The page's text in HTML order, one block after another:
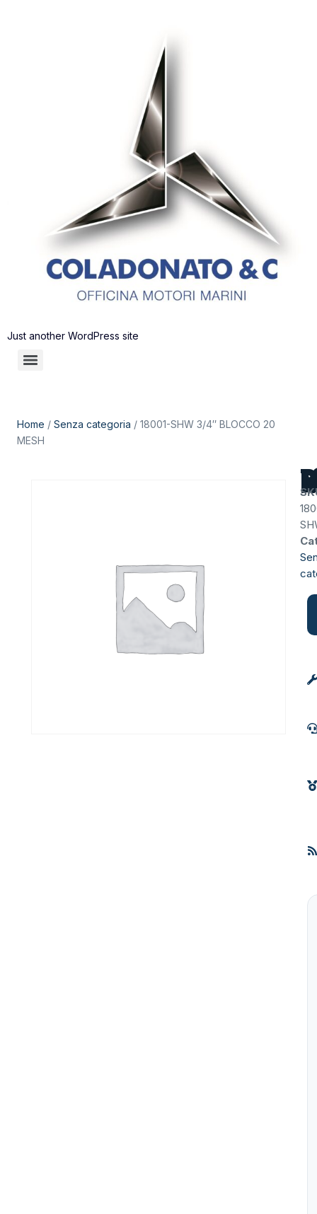
Just another WordPress site
Home / Senza categoria / 18001-SHW 3/4″ BLOCCO 20
MESH